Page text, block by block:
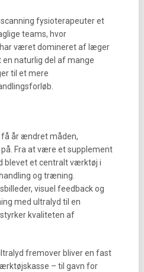
fysioterapeuter et
teams, hvor
været domineret af læger
en naturlig del af mange
til et mere
få år ændret måden,
Fra at være et supplement
blevet et centralt værktøj i
og træning.
visuel feedback og
med ultralyd til en
kvaliteten af
fremover bliver en fast
– til gavn for